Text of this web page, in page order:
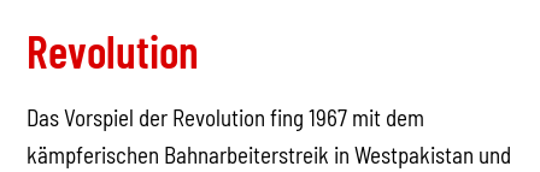
Revolution
Das Vorspiel der Revolution fing 1967 mit dem
kämpferischen Bahnarbeiterstreik in Westpakistan und